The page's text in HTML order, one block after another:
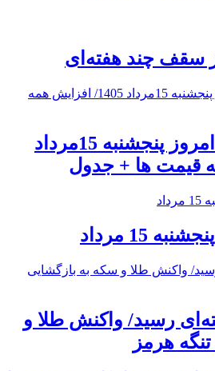
سقف چند هفته‌ای
قیمت طلا و سکه امروز پنجشنبه 15مرداد
15 مرداد
رسید/ واکنش طلا و
هرمز